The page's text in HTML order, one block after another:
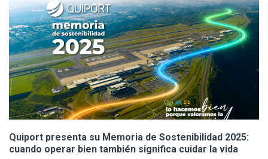
Quiport presenta su Memoria de Sostenibilidad 2025:
cuando operar bien también significa cuidar la vida